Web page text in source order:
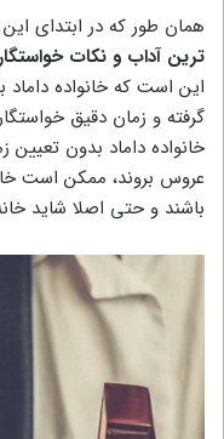
همان طور که در ابتدای
ترین آداب و نکات
این است که خانواده داماد
گرفته و زمان دقیق
خانواده داماد بدون
عروس بروند، ممکن است
باشند و حتی اصلا شاید